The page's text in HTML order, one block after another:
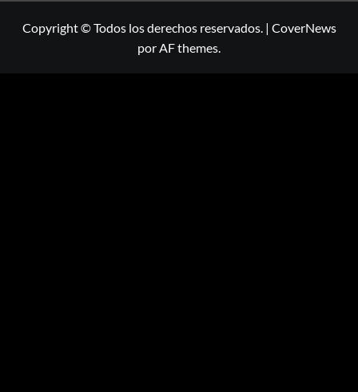
Copyright © Todos los derechos reservados. | CoverNews
por AF themes.